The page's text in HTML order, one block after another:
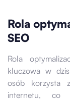
Rola
SEO
Rola
kluczowa w
osób korzysta
internetu, co